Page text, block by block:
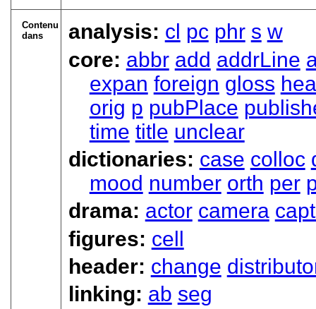
Contenu
dans
analysis: cl pc phr s w
core: abbr add addrLine
expan foreign gloss
orig p pubPlace
time title unclear
dictionaries: case colloc
mood number orth per
drama: actor camera
figures: cell
header: change
linking: ab seg